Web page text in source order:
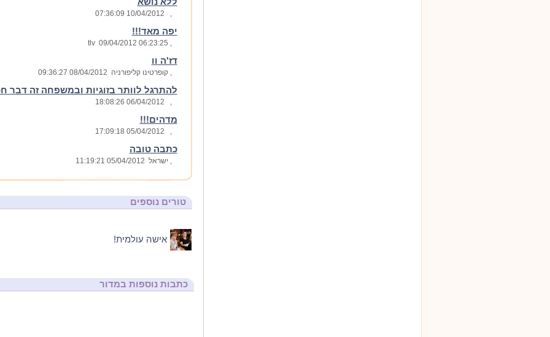
ללא נושא
,
יפה מאד!!!
, tlv
דז'ה וו
, קופרטינו קליפורניה
להתרגל לוותר בזוגיות ובמשפחה זה דבר
,
מדהים!!!
,
כתבה טובה
, ישראל
טורים נוספים
אישה עולמית!
כתבות נוספות במדור